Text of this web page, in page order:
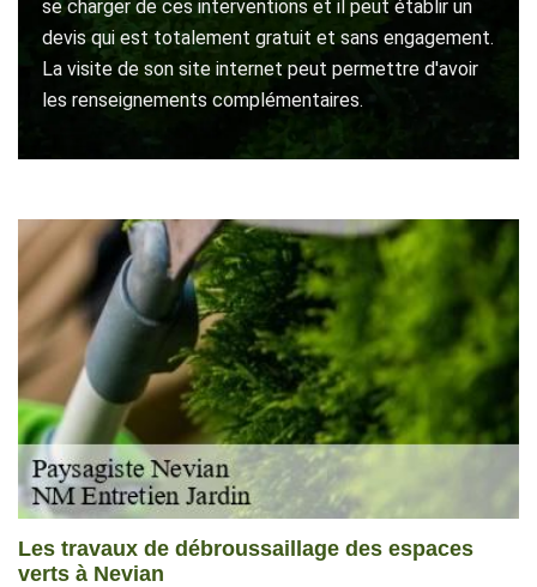
se charger de ces interventions et il peut établir un
devis qui est totalement gratuit et sans engagement.
La visite de son site internet peut permettre d'avoir
les renseignements complémentaires.
Les travaux de débroussaillage des espaces
verts à Nevian